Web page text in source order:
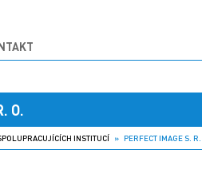
O.
INSTITUCÍ » PERFECT IMAGE S. R.